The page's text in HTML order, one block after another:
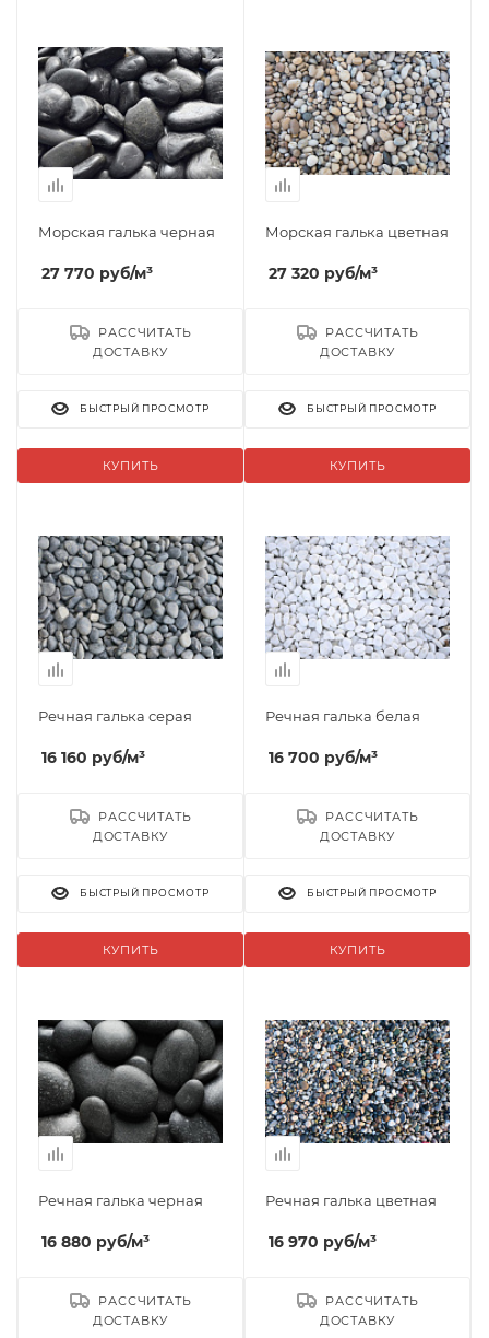
Морская галька черная
27 770 руб/м³
КУПИТЬ
РАССЧИТАТЬ
ДОСТАВКУ
БЫСТРЫЙ ПРОСМОТР
Морская галька цветная
27 320 руб/м³
КУПИТЬ
РАССЧИТАТЬ
ДОСТАВКУ
БЫСТРЫЙ ПРОСМОТР
Речная галька серая
16 160 руб/м³
КУПИТЬ
РАССЧИТАТЬ
ДОСТАВКУ
БЫСТРЫЙ ПРОСМОТР
Речная галька белая
16 700 руб/м³
КУПИТЬ
РАССЧИТАТЬ
ДОСТАВКУ
БЫСТРЫЙ ПРОСМОТР
Речная галька черная
16 880 руб/м³
РАССЧИТАТЬ
ДОСТАВКУ
Речная галька цветная
16 970 руб/м³
РАССЧИТАТЬ
ДОСТАВКУ